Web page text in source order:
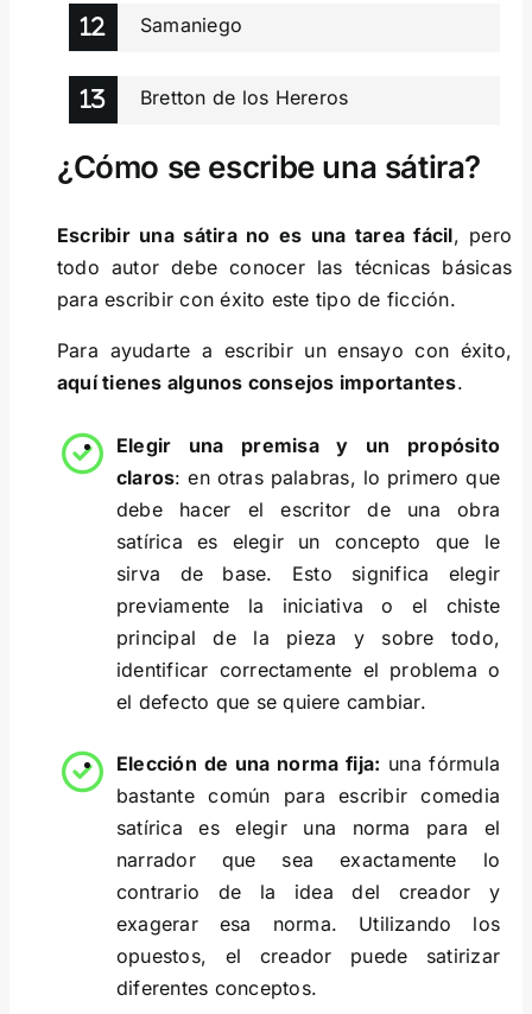
Samaniego
Bretton de los Hereros
¿Cómo se escribe una sátira?
Escribir una sátira no es una tarea fácil, pero
todo autor debe conocer las técnicas básicas
para escribir con éxito este tipo de ficción.
Para ayudarte a escribir un ensayo con éxito,
aquí tienes algunos consejos importantes.
Elegir una premisa y un propósito
claros: en otras palabras, lo primero que
debe hacer el escritor de una obra
satírica es elegir un concepto que le
sirva de base. Esto significa elegir
previamente la iniciativa o el chiste
principal de la pieza y sobre todo,
identificar correctamente el problema o
el defecto que se quiere cambiar.
Elección de una norma fija: una fórmula
bastante común para escribir comedia
satírica es elegir una norma para el
narrador que sea exactamente lo
contrario de la idea del creador y
exagerar esa norma. Utilizando los
opuestos, el creador puede satirizar
diferentes conceptos.